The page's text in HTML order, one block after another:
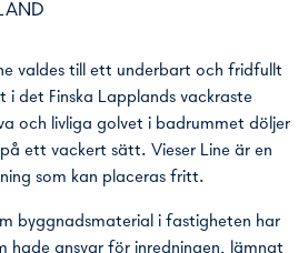
valdes till ett underbart och fridfullt
i det Finska Lapplands vackraste
och livliga golvet i badrummet döljer
ett vackert sätt. Vieser Line är en
som kan placeras fritt.
byggnadsmaterial i fastigheten har
hade ansvar för inredningen, lämnat